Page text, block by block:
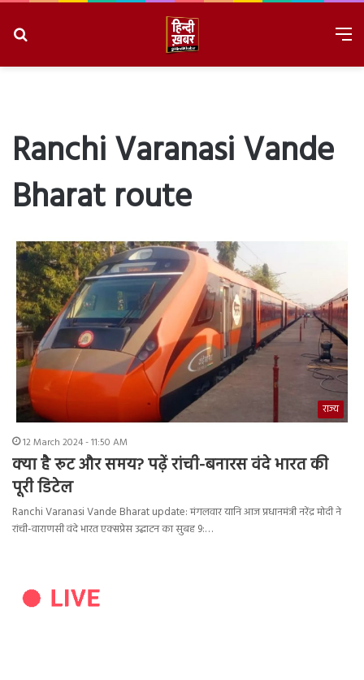
Ranchi Varanasi Vande
Bharat route
राज्य
12 March 2024 - 11:50 AM
क्‍या है रूट और समय? पढ़ें रांची-बनारस वंदे भारत की
पूरी डिटेल
Ranchi Varanasi Vande Bharat update: मंगलवार यानि आज प्रधानमंत्री नरेंद्र मोदी ने
रांची-वाराणसी वंदे भारत एक्सप्रेस उद्घाटन का सुबह 9:…